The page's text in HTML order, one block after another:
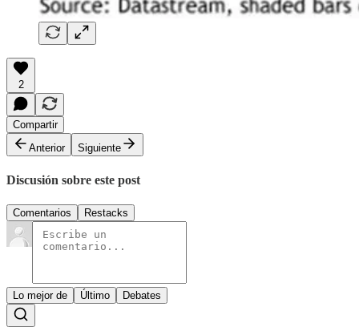
2
Compartir
Anterior
Siguiente
Discusión sobre este post
Comentarios Restacks
Lo mejor de Último Debates